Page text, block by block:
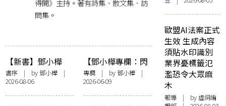
得開》主持。著有詩集、散文集、訪
問集。
【新書】鄧小樺
《無憂花》自序
書序 | by鄧小樺 |
2026-08-06
【鄧小樺專欄：閃
爍其辭】女人抽薄
荷長煙——看政府
控煙加辣
專欄| by鄧小樺|
2026-06-09
歐盟AI法案正式
生效 生成內容
須貼水印識別
業界憂標籤氾
濫恐令大眾麻
木
報導 | by 虛詞編